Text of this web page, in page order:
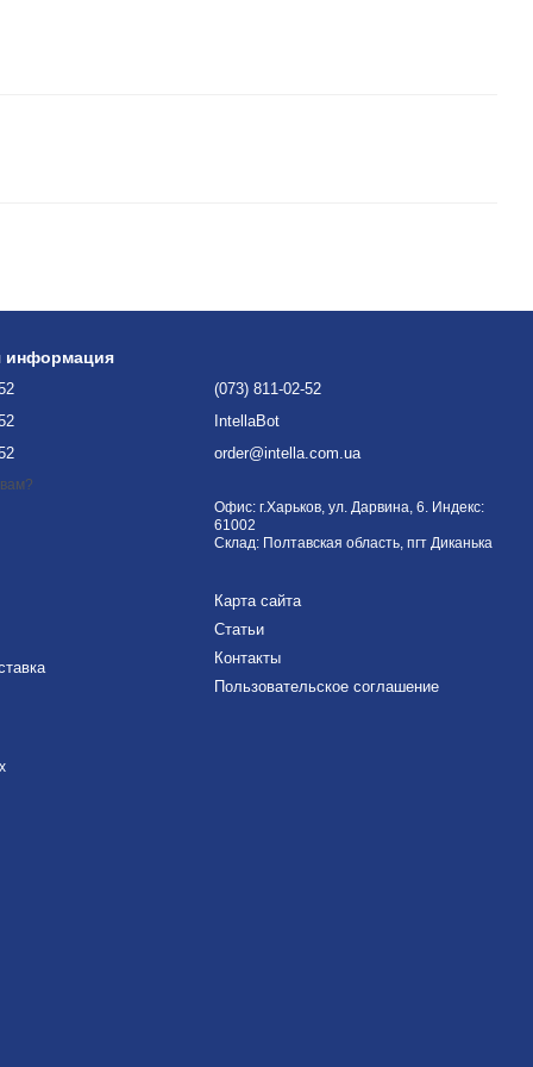
информация
(073) 811-02-52
IntellaBot
order@intella.com.ua
Офис: г.Харьков, ул. Дарвина, 6. Индекс:
61002
Склад: Полтавская область, пгт Диканька
Карта сайта
Статьи
Контакты
Пользовательское соглашение